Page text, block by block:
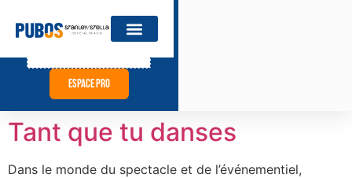
Espace pro
Tant que tu danses
Dans le monde du spectacle et de l’événementiel,